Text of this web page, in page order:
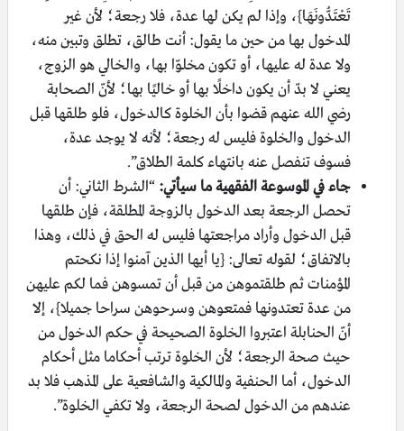
تَعْتَدُّونَهَا}، وإذا لم يكن لها عدة، فلا رجعة؛ لأن غير
المدخول بها من حين ما يقول: أنت طالق، تطلق وتبين منه،
ولا عدة له عليها، أو تكون مخلوّا بها، والخالي هو الزوج،
يعني لا بدّ أن يكون داخلًا بها أو خاليًا بها؛ لأنّ الصحابة
رضي الله عنهم قضوا بأن الخلوة كالدخول، فلو طلقها قبل
الدخول والخلوة فليس له رجعة؛ لأنه لا يوجد عدة،
فسوف تنفصل عنه بانتهاء كلمة الطلاق”.
جاء في الموسوعة الفقهية ما سيأتي: “الشرط الثاني: أن
تحصل الرجعة بعد الدخول بالزوجة المطلقة، فإن طلقها
قبل الدخول وأراد مراجعتها فليس له الحق في ذلك، وهذا
بالاتفاق؛ لقوله تعالى: {يا أيها الذين آمنوا إذا نكحتم
المؤمنات ثم طلقتموهن من قبل أن تمسوهن فما لكم عليهن
من عدة تعتدونها فمتعوهن وسرحوهن سراحا جميلا}، إلا
أنّ الحنابلة اعتبروا الخلوة الصحيحة في حكم الدخول من
حيث صحة الرجعة؛ لأن الخلوة ترتب أحكاما مثل أحكام
الدخول، أما الحنفية والمالكية والشافعية على المذهب فلا بد
عندهم من الدخول لصحة الرجعة، ولا تكفي الخلوة”.